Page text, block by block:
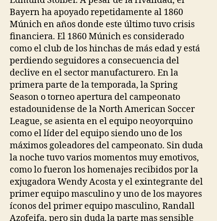
Bayern ha apoyado repetidamente al 1860
Múnich en años donde este último tuvo crisis
financiera. El 1860 Múnich es considerado
como el club de los hinchas de más edad y está
perdiendo seguidores a consecuencia del
declive en el sector manufacturero. En la
primera parte de la temporada, la Spring
Season o torneo apertura del campeonato
estadounidense de la North American Soccer
League, se asienta en el equipo neoyorquino
como el líder del equipo siendo uno de los
máximos goleadores del campeonato. Sin duda
la noche tuvo varios momentos muy emotivos,
como lo fueron los homenajes recibidos por la
exjugadora Wendy Acosta y el exintegrante del
primer equipo masculino y uno de los mayores
íconos del primer equipo masculino, Randall
Azofeifa, pero sin duda la parte mas sensible